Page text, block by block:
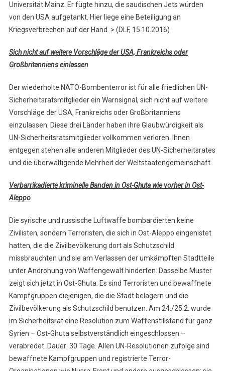
Universität Mainz. Er fügte hinzu, die saudischen Jets würden
von den USA aufgetankt. Hier liege eine Beteiligung an
Kriegsverbrechen auf der Hand. > (DLF, 15.10.2016)
Sich nicht auf weitere Vorschläge der USA, Frankreichs oder
Großbritanniens einlassen
Der wiederholte NATO-Bombenterror ist für alle friedlichen UN-
Sicherheitsratsmitglieder ein Warnsignal, sich nicht auf weitere
Vorschläge der USA, Frankreichs oder Großbritanniens
einzulassen. Diese drei Länder haben ihre Glaubwürdigkeit als
UN-Sicherheitsratsmitglieder vollkommen verloren. Ihnen
entgegen stehen alle anderen Mitglieder des UN-Sicherheitsrates
und die überwältigende Mehrheit der Weltstaatengemeinschaft.
Verbarrikadierte kriminelle Banden in Ost-Ghuta wie vorher in Ost-
Aleppo
Die syrische und russische Luftwaffe bombardierten keine
Zivilisten, sondern Terroristen, die sich in Ost-Aleppo eingenistet
hatten, die die Zivilbevölkerung dort als Schutzschild
missbrauchten und sie am Verlassen der umkämpften Stadtteile
unter Androhung von Waffengewalt hinderten. Dasselbe Muster
zeigt sich jetzt in Ost-Ghuta: Es sind Terroristen und bewaffnete
Kampfgruppen diejenigen, die die Stadt belagern und die
Zivilbevölkerung als Schutzschild benutzen. Am 24./25.2. wurde
im Sicherheitsrat eine Resolution zum Waffenstillstand für ganz
Syrien – Ost-Ghuta selbstverständlich eingeschlossen –
verabredet. Dauer: 30 Tage. Allen UN-Resolutionen zufolge sind
bewaffnete Kampfgruppen und registrierte Terror-